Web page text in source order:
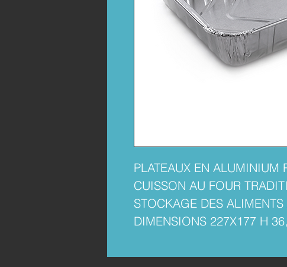
PLATEAUX EN ALUMINIUM
CUISSON AU FOUR
STOCKAGE DES
DIMENSIONS 227X177 H